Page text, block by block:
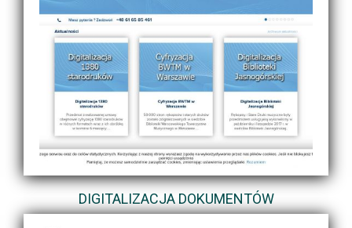
DIGITALIZACJA DOKUMENTÓW